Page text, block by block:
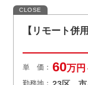
CLOSE
【リモート併
単 価： 60万円